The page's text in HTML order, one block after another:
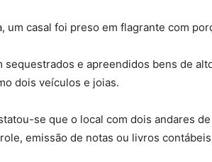
um casal foi preso em flagrante com
sequestrados e apreendidos bens de
dois veículos e joias.
se que o local com dois andares
emissão de notas ou livros